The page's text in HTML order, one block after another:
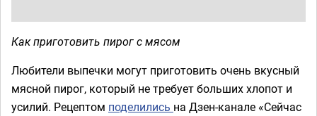
Как приготовить пирог с мясом
Любители выпечки могут приготовить очень вкусный
мясной пирог, который не требует больших хлопот и
усилий. Рецептом поделились на Дзен-канале «Сейчас